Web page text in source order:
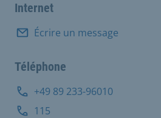
Internet
Écrire un message
Téléphone
+49 89 233-96010
115